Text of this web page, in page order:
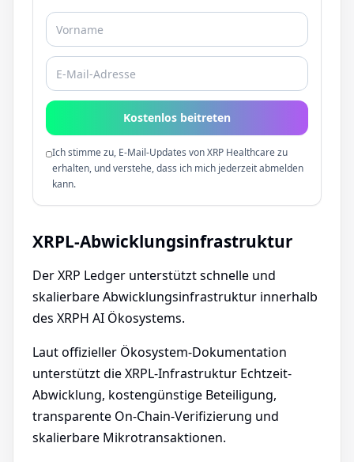
Kostenlos beitreten
Ich stimme zu, E-Mail-Updates von XRP Healthcare zu
erhalten, und verstehe, dass ich mich jederzeit abmelden
kann.
XRPL-Abwicklungsinfrastruktur
Der XRP Ledger unterstützt schnelle und
skalierbare Abwicklungsinfrastruktur innerhalb
des XRPH AI Ökosystems.
Laut offizieller Ökosystem-Dokumentation
unterstützt die XRPL-Infrastruktur Echtzeit-
Abwicklung, kostengünstige Beteiligung,
transparente On-Chain-Verifizierung und
skalierbare Mikrotransaktionen.